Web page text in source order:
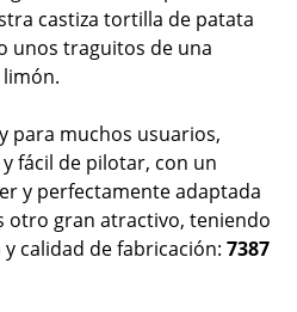
castiza tortilla de patata
unos traguitos de una
para muchos usuarios,
fácil de pilotar, con un
y perfectamente adaptada
otro gran atractivo, teniendo
calidad de fabricación: 7387